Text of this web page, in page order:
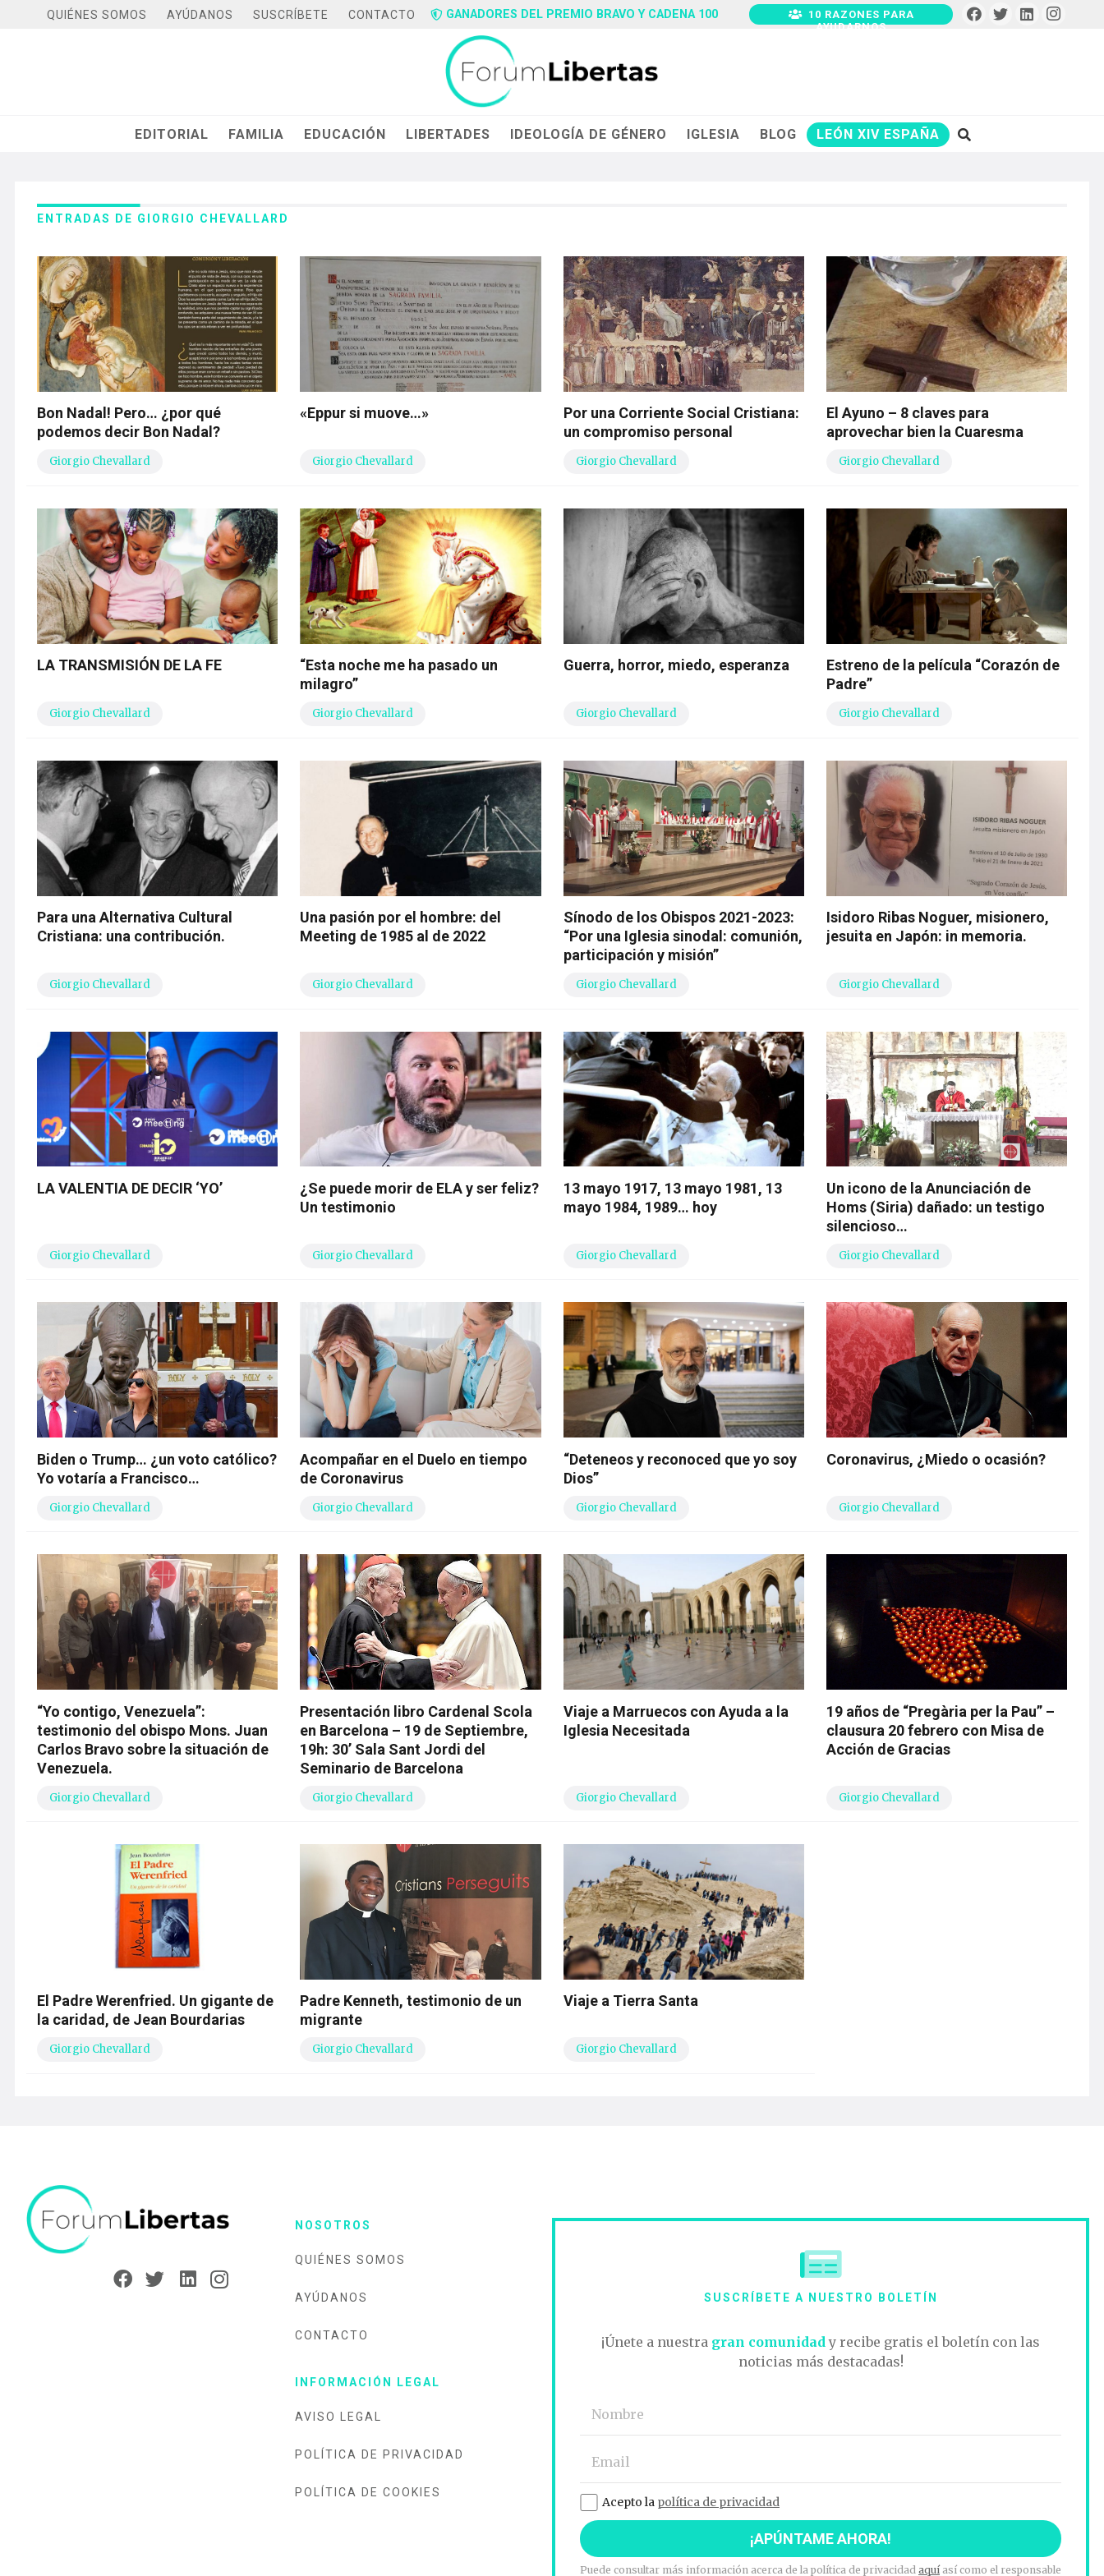
QUIÉNES SOMOS AYÚDANOS SUSCRÍBETE CONTACTO GANADORES DEL PREMIO BRAVO Y CADENA 100
10 RAZONES PARA
AYUDARNOS
EDITORIAL FAMILIA EDUCACIÓN LIBERTADES IDEOLOGÍA DE GÉNERO IGLESIA BLOG LEÓN XIV ESPAÑA
ENTRADAS DE GIORGIO CHEVALLARD
Bon Nadal! Pero… ¿por qué
podemos decir Bon Nadal?
Giorgio Chevallard
«Eppur si muove…»
Giorgio Chevallard
Por una Corriente Social Cristiana:
un compromiso personal
Giorgio Chevallard
El Ayuno – 8 claves para
aprovechar bien la Cuaresma
Giorgio Chevallard
LA TRANSMISIÓN DE LA FE
Giorgio Chevallard
“Esta noche me ha pasado un
milagro”
Giorgio Chevallard
Guerra, horror, miedo, esperanza
Giorgio Chevallard
Estreno de la película “Corazón de
Padre”
Giorgio Chevallard
Para una Alternativa Cultural
Cristiana: una contribución.
Giorgio Chevallard
Una pasión por el hombre: del
Meeting de 1985 al de 2022
Giorgio Chevallard
Sínodo de los Obispos 2021-2023:
“Por una Iglesia sinodal: comunión,
participación y misión”
Giorgio Chevallard
Isidoro Ribas Noguer, misionero,
jesuita en Japón: in memoria.
Giorgio Chevallard
LA VALENTIA DE DECIR ‘YO’
Giorgio Chevallard
¿Se puede morir de ELA y ser feliz?
Un testimonio
Giorgio Chevallard
13 mayo 1917, 13 mayo 1981, 13
mayo 1984, 1989… hoy
Giorgio Chevallard
Un icono de la Anunciación de
Homs (Siria) dañado: un testigo
silencioso…
Giorgio Chevallard
Biden o Trump… ¿un voto católico?
Yo votaría a Francisco…
Giorgio Chevallard
Acompañar en el Duelo en tiempo
de Coronavirus
Giorgio Chevallard
“Deteneos y reconoced que yo soy
Dios”
Giorgio Chevallard
Coronavirus, ¿Miedo o ocasión?
Giorgio Chevallard
“Yo contigo, Venezuela”:
testimonio del obispo Mons. Juan
Carlos Bravo sobre la situación de
Venezuela.
Giorgio Chevallard
Presentación libro Cardenal Scola
en Barcelona – 19 de Septiembre,
19h: 30’ Sala Sant Jordi del
Seminario de Barcelona
Giorgio Chevallard
Viaje a Marruecos con Ayuda a la
Iglesia Necesitada
Giorgio Chevallard
19 años de “Pregària per la Pau” –
clausura 20 febrero con Misa de
Acción de Gracias
Giorgio Chevallard
El Padre Werenfried. Un gigante de
la caridad, de Jean Bourdarias
Giorgio Chevallard
Padre Kenneth, testimonio de un
migrante
Giorgio Chevallard
Viaje a Tierra Santa
Giorgio Chevallard
NOSOTROS
QUIÉNES SOMOS
AYÚDANOS
CONTACTO
INFORMACIÓN LEGAL
AVISO LEGAL
POLÍTICA DE PRIVACIDAD
POLÍTICA DE COOKIES
SUSCRÍBETE A NUESTRO BOLETÍN
¡Únete a nuestra gran comunidady recibe gratis el boletín con las
noticias más destacadas!
Acepto la política de privacidad
Puede consultar más información acerca de la política de privacidad aquíasí como el responsable